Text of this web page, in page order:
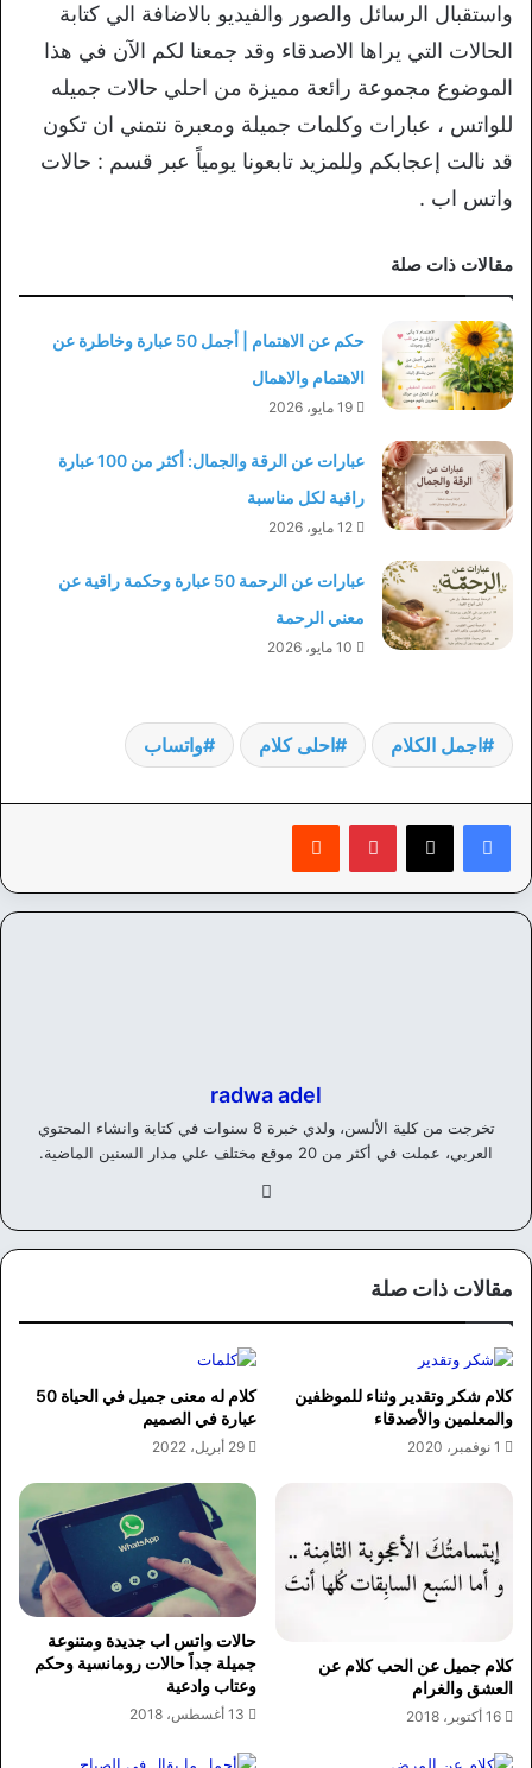
واستقبال الرسائل والصور والفيديو بالاضافة الي كتابة
الحالات التي يراها الاصدقاء وقد جمعنا لكم الآن في هذا
الموضوع مجموعة رائعة مميزة من احلي حالات جميله
للواتس ، عبارات وكلمات جميلة ومعبرة نتمني ان تكون
قد نالت إعجابكم وللمزيد تابعونا يومياً عبر قسم : حالات
واتس اب .
مقالات ذات صلة
حكم عن الاهتمام | أجمل 50 عبارة وخاطرة عن
الاهتمام والاهمال
19 مايو، 2026
عبارات عن الرقة والجمال: أكثر من 100 عبارة
راقية لكل مناسبة
12 مايو، 2026
عبارات عن الرحمة 50 عبارة وحكمة راقية عن
معني الرحمة
10 مايو، 2026
اجمل الكلام احلى كلام واتساب
بينتيريست
radwa adel
تخرجت من كلية الألسن، ولدي خبرة 8 سنوات في كتابة وانشاء المحتوي
العربي، عملت في أكثر من 20 موقع مختلف علي مدار السنين الماضية.
وك
مقالات ذات صلة
كلام شكر وتقدير وثناء للموظفين
والمعلمين والأصدقاء
1 نوفمبر، 2020
كلام له معنى جميل في الحياة 50
عبارة في الصميم
29 أبريل، 2022
كلام جميل عن الحب كلام عن
العشق والغرام
16 أكتوبر، 2018
حالات واتس اب جديدة ومتنوعة
جميلة جداً حالات رومانسية وحكم
وعتاب وادعية
13 أغسطس، 2018